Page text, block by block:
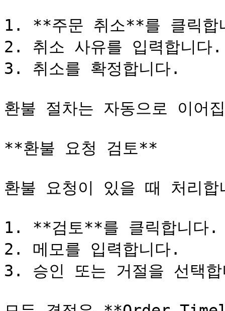
1. **주문 취소**를 클릭합
2. 취소 사유를 입력합니다.
3. 취소를 확정합니다.
환불 절차는 자동으로 이어
**환불 요청 검토**
환불 요청이 있을 때 처리합
1. **검토**를 클릭합니다.
2. 메모를 입력합니다.
3. 승인 또는 거절을 선택